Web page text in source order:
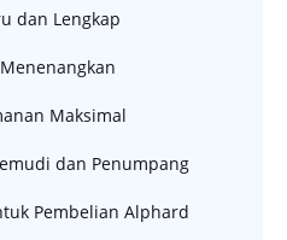
dan Lengkap
Maksimal
dan Penumpang
Pembelian Alphard